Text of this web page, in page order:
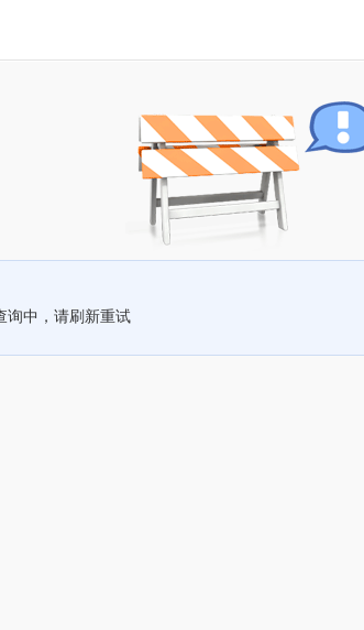
询中，请刷新重试